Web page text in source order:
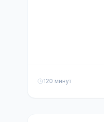
120 минут